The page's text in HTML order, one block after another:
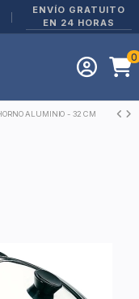
ENVÍO GRATUITO
EN 24 HORAS
0
ALUMINIO - 32 CM